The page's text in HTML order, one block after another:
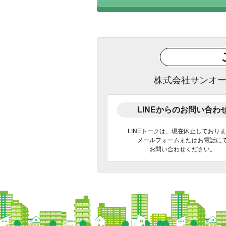
株式会社サンオ
LINEからのお問い合わ
LINEトークは、現在休止しており
メールフォームまたはお電話に
お問い合わせください。